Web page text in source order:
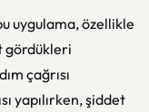
uygulama, özellikle
gördükleri
çağrısı
yapılırken, şiddet